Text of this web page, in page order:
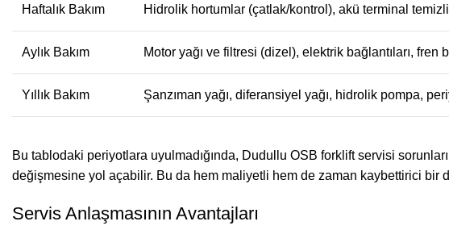
Haftalık Bakım Hidrolik hortumlar (çatlak/kontrol), akü terminal
Aylık Bakım Motor yağı ve filtresi (dizel), elektrik bağlantıları, fren
Yıllık Bakım Şanzıman yağı, diferansiyel yağı, hidrolik pompa,
Bu tablodaki periyotlara uyulmadığında, Dudullu OSB forklift servisi
değişmesine yol açabilir. Bu da hem maliyetli hem de zaman kaybettirici bir
Servis Anlaşmasının Avantajları